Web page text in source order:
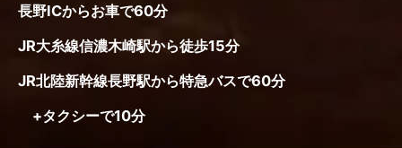
長野ICからお車で60分
JR大糸線信濃木崎駅から徒歩15分
JR北陸新幹線長野駅から特急バスで60分
+タクシーで10分